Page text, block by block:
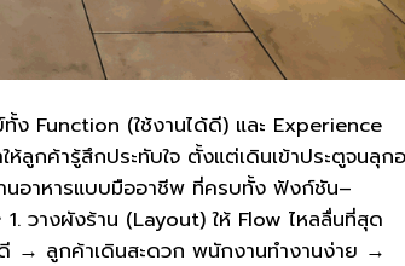
ง Function (ใช้งานได้ดี) และ Experience
ลูกค้ารู้สึกประทับใจ ตั้งแต่เดินเข้าประตูจนลุก
นอาหารแบบมืออาชีพ ที่ครบทั้ง ฟังก์ชัน–
วางผังร้าน (Layout) ให้ Flow ไหลลื่นที่สุด
→ ลูกค้าเดินสะดวก พนักงานทำงานง่าย →